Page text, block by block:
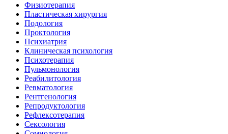
Физиотерапия
Пластическая хирургия
Подология
Проктология
Психиатрия
Клиническая психология
Психотерапия
Пульмонология
Реабилитология
Ревматология
Рентгенология
Репродуктология
Рефлексотерапия
Сексология